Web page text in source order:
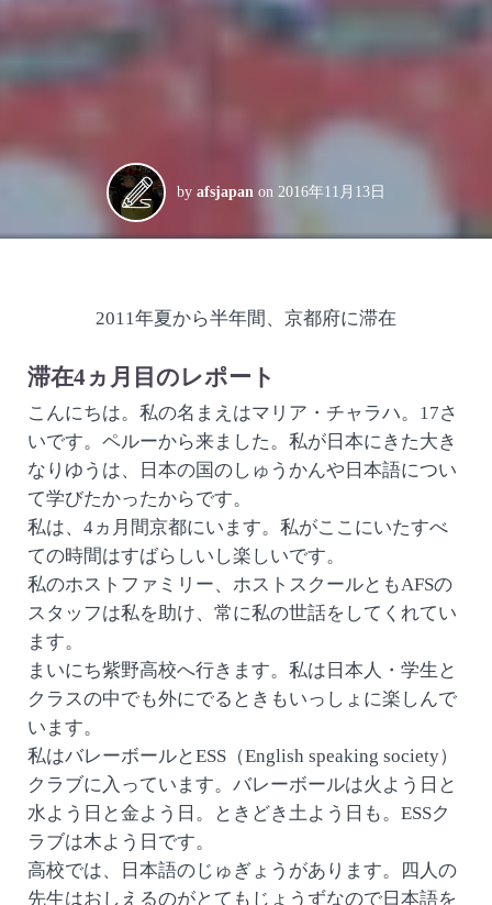
by afsjapan on 2016年11月13日
2011年夏から半年間、京都府に滞在
滞在4ヵ月目のレポート
こんにちは。私の名まえはマリア・チャラハ。17さ
いです。ペルーから来ました。私が日本にきた大き
なりゆうは、日本の国のしゅうかんや日本語につい
て学びたかったからです。
私は、4ヵ月間京都にいます。私がここにいたすべ
ての時間はすばらしいし楽しいです。
私のホストファミリー、ホストスクールともAFSの
スタッフは私を助け、常に私の世話をしてくれてい
ます。
まいにち紫野高校へ行きます。私は日本人・学生と
クラスの中でも外にでるときもいっしょに楽しんで
います。
私はバレーボールとESS（English speaking society）
クラブに入っています。バレーボールは火よう日と
水よう日と金よう日。ときどき土よう日も。ESSク
ラブは木よう日です。
高校では、日本語のじゅぎょうがあります。四人の
先生はおしえるのがとてもじょうずなので日本語を